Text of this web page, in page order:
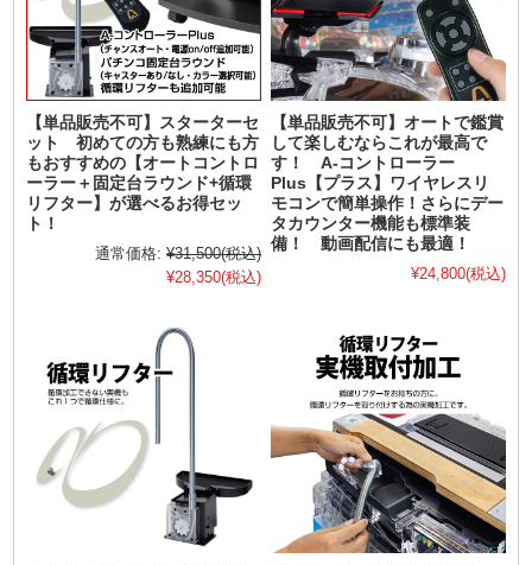
【単品販売不可】スターターセ
ット 初めての方も熟練にも方
もおすすめの【オートコントロ
ーラー＋固定台ラウンド+循環
リフター】が選べるお得セッ
ト！
通常価格: ¥31,500(税込)
¥28,350(税込)
【単品販売不可】オートで鑑賞
して楽しむならこれが最高で
す！ A-コントローラー
Plus【プラス】ワイヤレスリ
モコンで簡単操作！さらにデー
タカウンター機能も標準装
備！ 動画配信にも最適！
¥24,800(税込)